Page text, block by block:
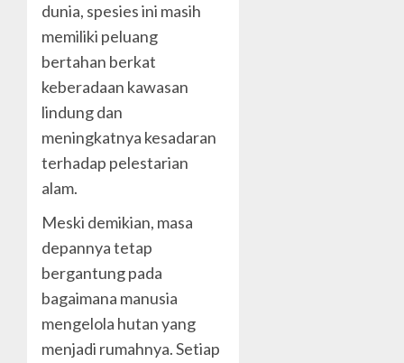
dunia, spesies ini masih
memiliki peluang
bertahan berkat
keberadaan kawasan
lindung dan
meningkatnya kesadaran
terhadap pelestarian
alam.
Meski demikian, masa
depannya tetap
bergantung pada
bagaimana manusia
mengelola hutan yang
menjadi rumahnya. Setiap